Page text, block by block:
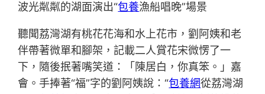
波光粼粼的湖面演出“包養漁船唱晚”場景
聽聞荔灣湖有桃花花海和水上花市，劉阿姨和老
伴帶著微單和腳架，記載二人賞花宋微愣了一
下，隨後抿著嘴笑道：「陳居白，你真笨。」嘉
會。手捧著“福”字的劉阿姨說：“包養網從荔灣湖